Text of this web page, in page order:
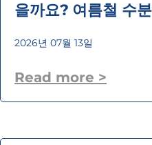
을까요? 여름철 수
2026년 07월 13일
Read more >